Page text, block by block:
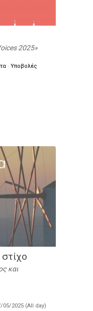
2025
· Υποβολές
και
05/2025 (All day)